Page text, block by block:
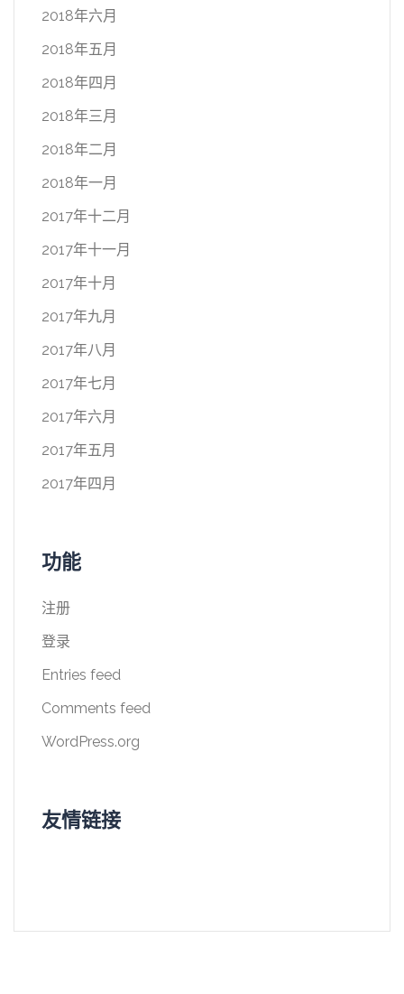
2018年六月
2018年五月
2018年四月
2018年三月
2018年二月
2018年一月
2017年十二月
2017年十一月
2017年十月
2017年九月
2017年八月
2017年七月
2017年六月
2017年五月
2017年四月
功能
注册
登录
Entries feed
Comments feed
WordPress.org
友情链接